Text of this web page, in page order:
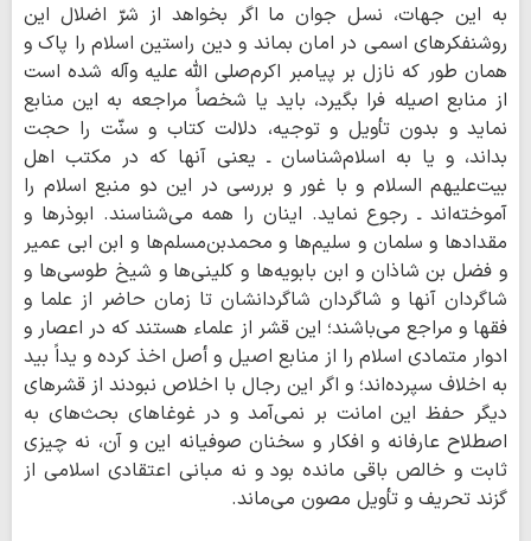
به اين جهات، نسل جوان ما اگر بخواهد از شرّ اضلال اين
روشنفكرهاى اسمى در امان بماند و دين راستين اسلام را پاك و
همان طور كه نازل بر پيامبر اكرم‌صلى الله عليه وآله شده است
از منابع اصيله فرا بگيرد، بايد يا شخصاً مراجعه به اين منابع
نمايد و بدون تأويل و توجيه، دلالت كتاب و سنّت را حجت
بداند، و يا به اسلام‌شناسان ـ يعنى آنها كه در مكتب اهل
بيت‌عليهم السلام و با غور و بررسى در اين دو منبع اسلام را
آموخته‌اند ـ رجوع نمايد. اينان را همه مى‌شناسند. ابوذرها و
مقدادها و سلمان و سليم‌ها و محمدبن‌مسلم‌ها و ابن ابى عمير
و فضل بن شاذان و ابن بابويه‌ها و كلينى‌ها و شيخ طوسى‌ها و
شاگردان آنها و شاگردان شاگردانشان تا زمان حاضر از علما و
فقها و مراجع مى‌باشند؛ اين قشر از علماء هستند كه در اعصار و
ادوار متمادى اسلام را از منابع اصيل و أصل اخذ كرده و يداً بيد
به اخلاف سپرده‌اند؛ و اگر اين رجال با اخلاص نبودند از قشرهاى
ديگر حفظ اين امانت بر نمى‌آمد و در غوغاهاى بحث‌هاى به
اصطلاح عارفانه و افكار و سخنان صوفيانه اين و آن، نه چيزى
ثابت و خالص باقى مانده بود و نه مبانى اعتقادى اسلامى از
گزند تحريف و تأويل مصون مى‌ماند.